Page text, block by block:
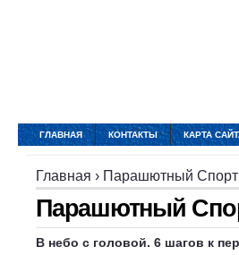
ГЛАВНАЯ КОНТАКТЫ КАРТА
Главная › Парашютный Спорт
Парашютный
В небо с головой. 6 шагов к